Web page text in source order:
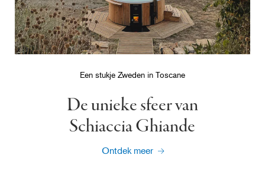
Een stukje Zweden in Toscane
De unieke sfeer van
Schiaccia Ghiande
Ontdek meer